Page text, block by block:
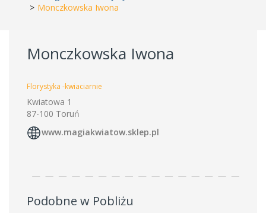
Monczkowska Iwona
Monczkowska Iwona
Florystyka -kwiaciarnie
Kwiatowa 1
87-100 Toruń
www.magiakwiatow.sklep.pl
Podobne w Pobliżu